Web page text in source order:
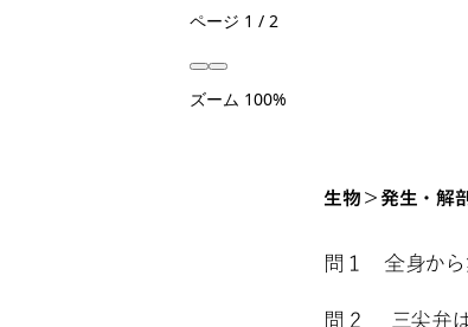
ページ 1 / 2
ズーム 100%